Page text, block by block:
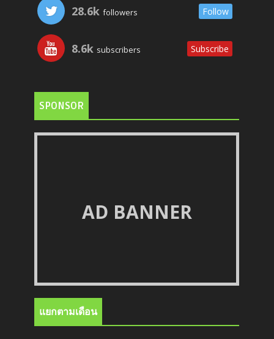
28.6k followers Follow
8.6k subscribers Subscribe
SPONSOR
AD BANNER
แยกตามเดือน